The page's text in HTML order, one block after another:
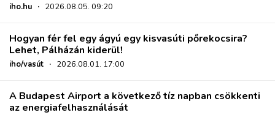
iho.hu · 2026.08.05. 09:20
Hogyan fér fel egy ágyú egy kisvasúti pőrekocsira?
Lehet, Pálházán kiderül!
iho/vasút · 2026.08.01. 17:00
A Budapest Airport a következő tíz napban csökkenti
az energiafelhasználását